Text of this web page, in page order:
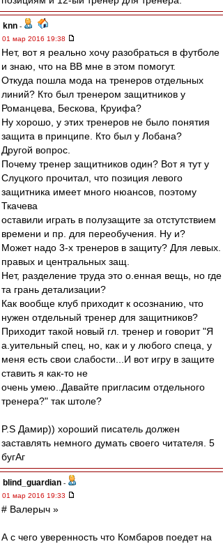
knn -
01 мар 2016 19:38
Нет, вот я реально хочу разобраться в футболе
и знаю, что на ВВ мне в этом помогут.
Откуда пошла мода на тренеров отдельных
линий? Кто был тренером защитников у
Романцева, Бескова, Круифа?
Ну хорошо, у этих тренеров не было понятия
защита в принципе. Кто был у Лобана?
Другой вопрос.
Почему тренер защитников один? Вот я тут у
Слуцкого прочитал, что позиция левого
защитника имеет много нюансов, поэтому
Ткачева
оставили играть в полузащите за отстутствием
времени и пр. для переобучения. Ну и?
Может надо 3-х тренеров в защиту? Для левых.
правых и центральных защ.
Нет, разделение труда это о.енная вещь, но где
та грань детализации?
Как вообще клуб приходит к осознанию, что
нужен отдельный тренер для защитников?
Приходит такой новый гл. тренер и говорит "Я
а.уительный спец, но, как и у любого спеца, у
меня есть свои слабости...И вот игру в защите
ставить я как-то не
очень умею..Давайте пригласим отдельного
тренера?" так штоле?
P.S Дамир)) хороший писатель должен
заставлять немного думать своего читателя. 5
бугАг
blind_guardian -
01 мар 2016 19:33
# Валерыч »
А с чего уверенность что Комбаров поедет на